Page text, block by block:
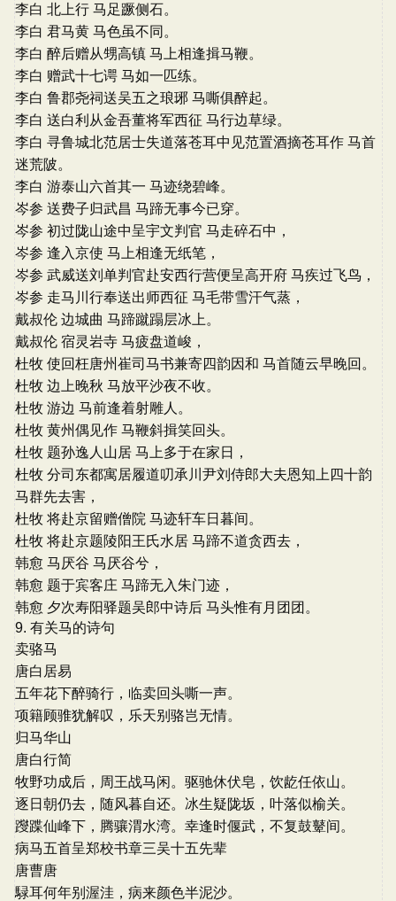
李白 北上行 马足蹶侧石。
李白 君马黄 马色虽不同。
李白 醉后赠从甥高镇 马上相逢揖马鞭。
李白 赠武十七谔 马如一匹练。
李白 鲁郡尧祠送吴五之琅琊 马嘶俱醉起。
李白 送白利从金吾董将军西征 马行边草绿。
李白 寻鲁城北范居士失道落苍耳中见范置酒摘苍耳作 马首
迷荒陂。
李白 游泰山六首其一 马迹绕碧峰。
岑参 送费子归武昌 马蹄无事今已穿。
岑参 初过陇山途中呈宇文判官 马走碎石中，
岑参 逢入京使 马上相逢无纸笔，
岑参 武威送刘单判官赴安西行营便呈高开府 马疾过飞鸟，
岑参 走马川行奉送出师西征 马毛带雪汗气蒸，
戴叔伦 边城曲 马蹄蹴蹋层冰上。
戴叔伦 宿灵岩寺 马疲盘道峻，
杜牧 使回枉唐州崔司马书兼寄四韵因和 马首随云早晚回。
杜牧 边上晚秋 马放平沙夜不收。
杜牧 游边 马前逢着射雕人。
杜牧 黄州偶见作 马鞭斜揖笑回头。
杜牧 题孙逸人山居 马上多于在家日，
杜牧 分司东都寓居履道叨承川尹刘侍郎大夫恩知上四十韵
马群先去害，
杜牧 将赴京留赠僧院 马迹轩车日暮间。
杜牧 将赴京题陵阳王氏水居 马蹄不道贪西去，
韩愈 马厌谷 马厌谷兮，
韩愈 题于宾客庄 马蹄无入朱门迹，
韩愈 夕次寿阳驿题吴郎中诗后 马头惟有月团团。
9. 有关马的诗句
卖骆马
唐白居易
五年花下醉骑行，临卖回头嘶一声。
项籍顾骓犹解叹，乐天别骆岂无情。
归马华山
唐白行简
牧野功成后，周王战马闲。驱驰休伏皂，饮龁任依山。
逐日朝仍去，随风暮自还。冰生疑陇坂，叶落似榆关。
躞蹀仙峰下，腾骧渭水湾。幸逢时偃武，不复鼓鼙间。
病马五首呈郑校书章三吴十五先辈
唐曹唐
騄耳何年别渥洼，病来颜色半泥沙。